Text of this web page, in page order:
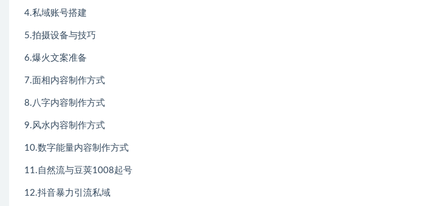
4.私域账号搭建
5.拍摄设备与技巧
6.爆火文案准备
7.面相内容制作方式
8.八字内容制作方式
9.风水内容制作方式
10.数字能量内容制作方式
11.自然流与豆荚1008起号
12.抖音暴力引流私域